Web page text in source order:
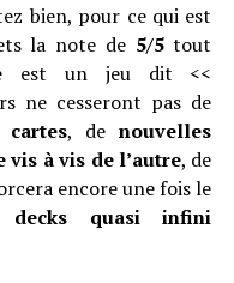
bien, pour ce qui est
la note de 5/5tout
est un jeu dit <<
ne cesseront pas de
cartes, denouvelles
vis à vis de l’autre, de
encore une fois le
quasi infini